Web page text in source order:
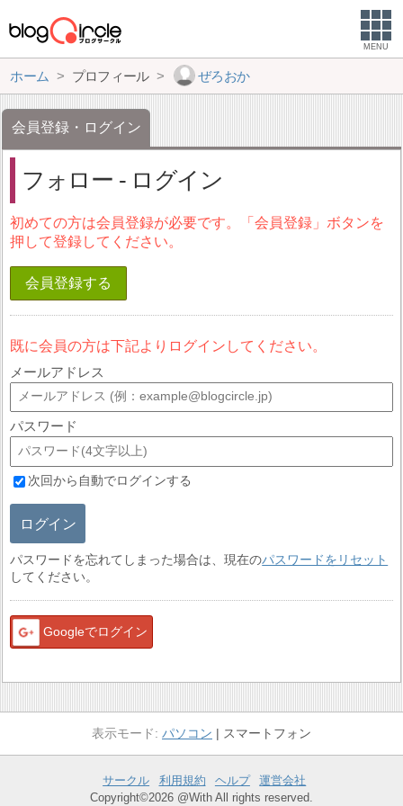
MENU
ホーム プロフィール ぜろおか
会員登録・ログイン
フォロー - ログイン
初めての方は会員登録が必要です。「会員登録」ボタンを
押して登録してください。
会員登録する
既に会員の方は下記よりログインしてください。
メールアドレス
パスワード
次回から自動でログインする
ログイン
パスワードを忘れてしまった場合は、現在のパスワードをリセット
してください。
Googleでログイン
パソコン スマートフォン
サークル 利用規約 ヘルプ
運営会社
Copyright©2026 @With All rights reserved.